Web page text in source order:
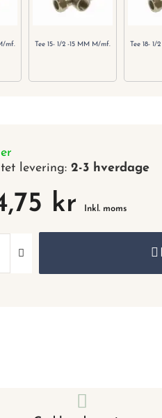
mf. Tee 15- 1/2 -15 MM M/mf. Tee 18- 1/
levering:2-3 hverdage
kr Inkl. moms